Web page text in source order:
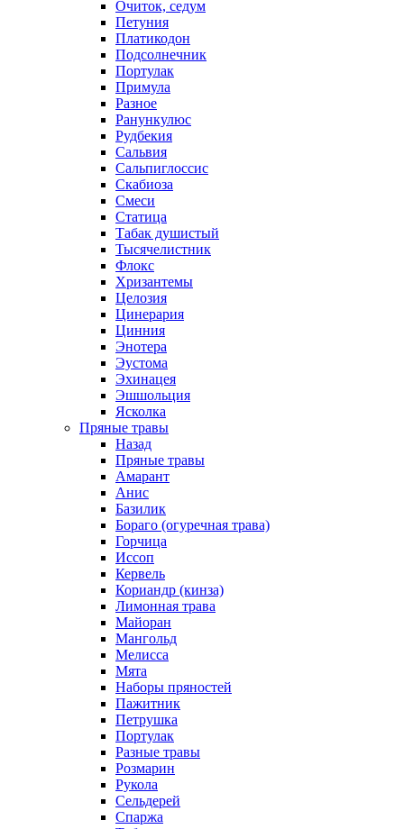
Очиток, седум
Петуния
Платикодон
Подсолнечник
Портулак
Примула
Разное
Ранункулюс
Рудбекия
Сальвия
Сальпиглоссис
Скабиоза
Смеси
Статица
Табак душистый
Тысячелистник
Флокс
Хризантемы
Целозия
Цинерария
Цинния
Энотера
Эустома
Эхинацея
Эшшольция
Ясколка
Пряные травы
Назад
Пряные травы
Амарант
Анис
Базилик
Бораго (огуречная трава)
Горчица
Иссоп
Кервель
Кориандр (кинза)
Лимонная трава
Майоран
Мангольд
Мелисса
Мята
Наборы пряностей
Пажитник
Петрушка
Портулак
Разные травы
Розмарин
Рукола
Сельдерей
Спаржа